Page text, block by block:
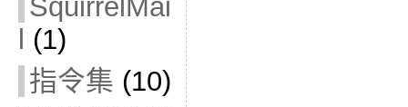
SquirrelMai
(1)
指令集 (10)